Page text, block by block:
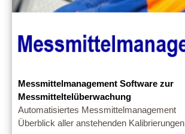
Messmittelmanagement Software zur
Messmitteltelüberwachung
Automatisiertes Messmittelmanagement
Überblick aller anstehenden Kalibrierungen